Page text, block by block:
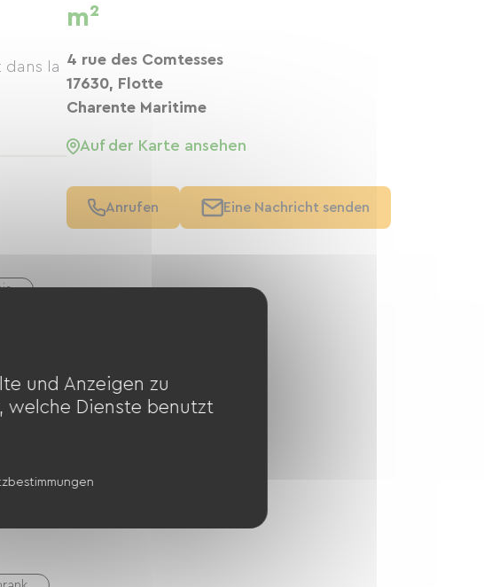
la
m²
4 rue des Comtesses
17630, Flotte
Charente Maritime
Auf der Karte ansehen
Anrufen Eine Nachricht senden
und Anzeigen zu
welche Dienste benutzt